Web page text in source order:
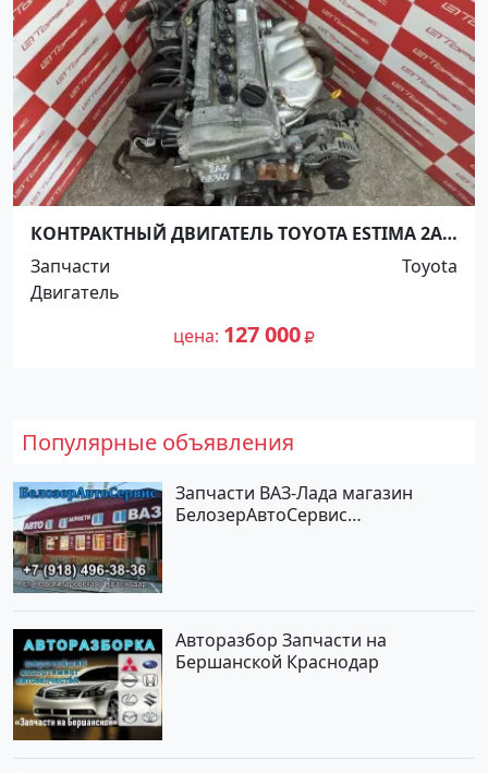
КОНТРАКТНЫЙ ДВИГАТЕЛЬ TOYOTA ESTIMA 2AZ-
FE ACR40 Краснодар
Запчасти
Toyota
Двигатель
цена 127 000
Популярные объявления
Запчасти ВАЗ-Лада магазин
БелозерАвтоСервис
Авторазбор Запчасти на
Бершанской Краснодар